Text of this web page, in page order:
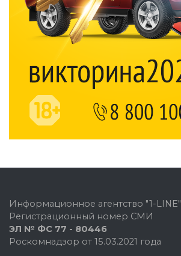
Информационное агентство "1-LINE"
Регистрационный номер СМИ
ЭЛ № ФС 77 - 80446
Роскомнадзор от 15.03.2021 года